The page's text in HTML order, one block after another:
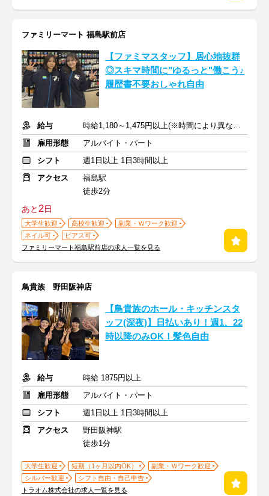
ファミリーマート 福島駅前店
【ファミマスタッフ】居心地抜群
◎スキマ時間に"ゆるっと"働こう♪
履歴書不要おしゃれ自由
給与
時給1,180～1,475円以上(※時間により異なる) ＋ 交通費全額支給
雇用形態
アルバイト・パート
シフト
週1日以上 1日3時間以上
アクセス
福島駅
徒歩2分
あと2日
大学生歓迎 高校生歓迎
副業・Ｗワーク歓迎
ネイル可
ピアス可
ファミリーマート福島駅前店の求人一覧を見る
鳥貴族 野田阪神店
【鳥貴族のホール・キッチンスタ
ッフ(深夜)】日払いあり！週1、22
時以降のみOK！髪色自由
給与
時給 1875円以上
雇用形態
アルバイト・パート
シフト
週1日以上 1日3時間以上
アクセス
野田阪神駅
徒歩1分
大学生歓迎 短期（1ヶ月以内OK）
副業・Ｗワーク歓迎
シルバー歓迎
シフト自由・自己申告
トラオム株式会社の求人一覧を見る